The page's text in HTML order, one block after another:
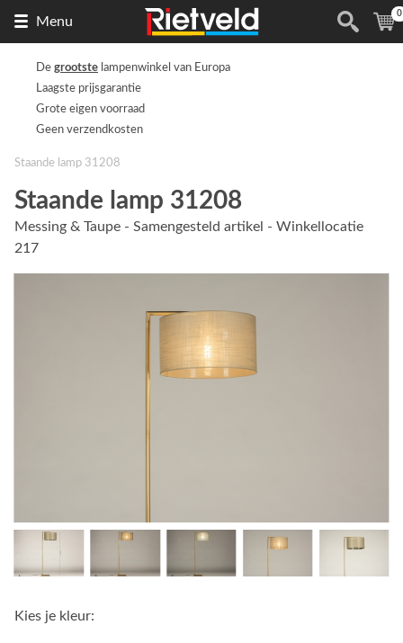
Menu
de
(
0
De grootste lampenwinkel van Europa
Laagste prijsgarantie
Grote eigen voorraad
Geen verzendkosten
Staande lamp 31208
Staande lamp 31208
Messing & Taupe - Samengesteld artikel - Winkellocatie
217
Kies je kleur: